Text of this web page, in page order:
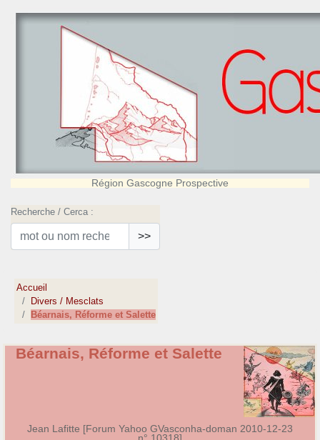
Région Gascogne Prospective
Recherche / Cerca :
>>
Accueil
Divers / Mesclats
Béarnais, Réforme et Salette
Béarnais, Réforme et Salette
Jean Lafitte [Forum Yahoo GVasconha-doman 2010-12-23